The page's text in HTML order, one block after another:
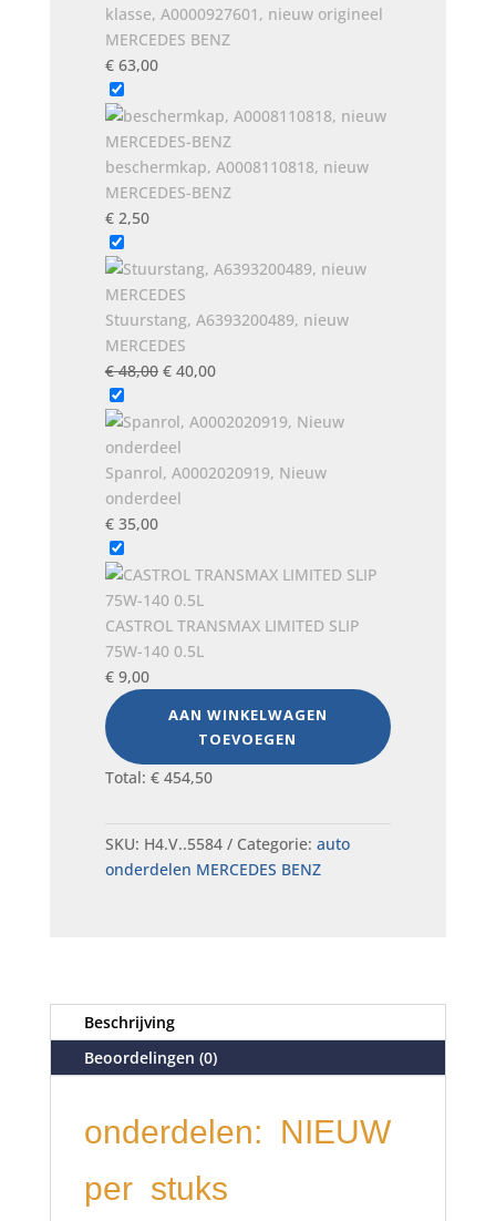
klasse, A0000927601, nieuw origineel
MERCEDES BENZ
€63,00
beschermkap, A0008110818, nieuw
MERCEDES-BENZ
€2,50
Stuurstang, A6393200489, nieuw
MERCEDES
€48,00 Oorspronkelijke
was:
€ 48,00.
€40,00Huidige
is:
Spanrol, A0002020919, Nieuw
onderdeel
€35,00
CASTROL TRANSMAX LIMITED SLIP
75W-140 0.5L
€9,00
AAN WINKELWAGEN
TOEVOEGEN
Total: €454,50
SKU: H4.V..5584 Categorie: auto
onderdelen MERCEDES BENZ
Beschrijving
Beoordelingen (0)
onderdelen: NIEUW
per stuks